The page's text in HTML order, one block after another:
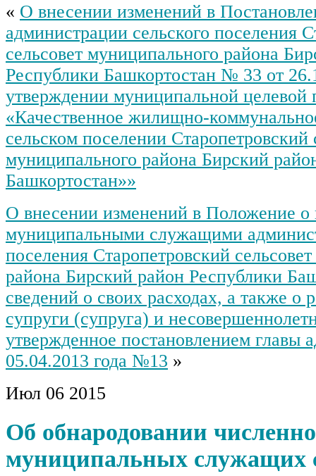
« О внесении изменений в
администрации сельского поселения
сельсовет муниципального района
Республики Башкортостан № 33 от
утверждении муниципальной целевой
«Качественное жилищно-
сельском поселении Старопетровский
муниципального района Бирский
Башкортостан»»
О внесении изменений в Положение о
муниципальными служащими
поселения Старопетровский
района Бирский район Республики
сведений о своих расходах, а также о
супруги (супруга) и
утвержденное постановлением главы
05.04.2013 года №13 »
Июл 06 2015
Об обнародовании
муниципальных служащих